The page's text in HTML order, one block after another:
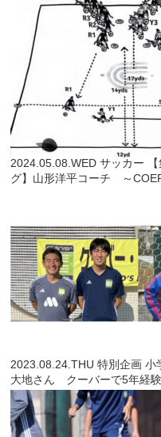
2024.05.08.WED サッカー
グ】山形洋平コーチ ～
2023.08.24.THU 特別企画 小
大地さん クーバーで5年経